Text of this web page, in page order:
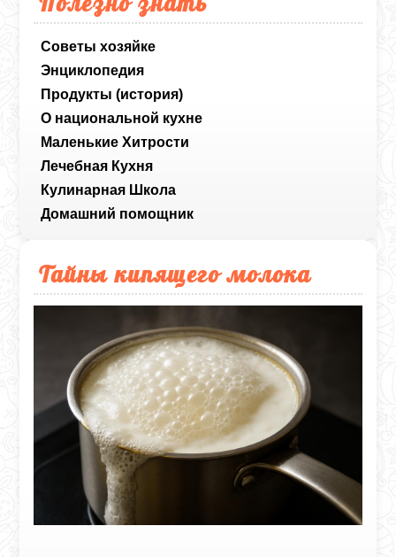
Советы хозяйке
Энциклопедия
Продукты (история)
О национальной кухне
Маленькие Хитрости
Лечебная Кухня
Кулинарная Школа
Домашний помощник
Тайны кипящего молока